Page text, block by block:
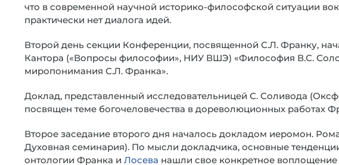
что в современной научной историко-философской ситуации
практически нет диалога идей.
Второй день секции Конференции, посвященной С.Л. Франку,
Кантора («Вопросы философии», НИУ ВШЭ) «Философия В.С.
миропонимания С.Л. Франка».
Доклад, представленный исследовательницей С. Соливода
посвящен теме богочеловечества в дореволюционных работах
Второе заседание второго дня началось докладом иеромон.
Духовная семинария). По мысли докладчика, основные
онтологии Франка и Лосева нашли свое конкретное воплощение